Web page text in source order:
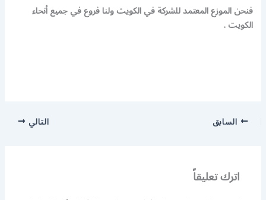
فنحن الموزع المعتمد للشركة في الكويت ولنا فروع في جميع أنحاء
الكويت .
السابق التالي
اترك تعليقاً